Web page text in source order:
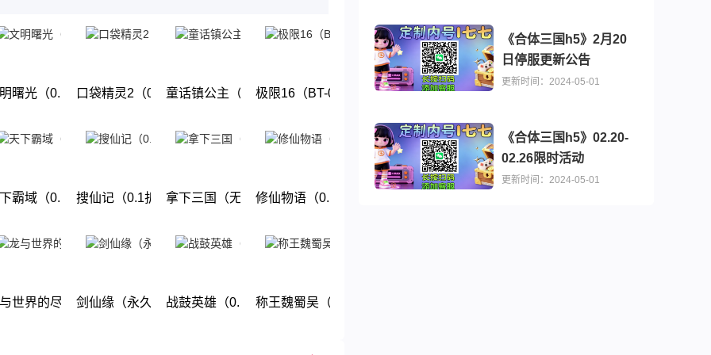
验吧!
极送百亿元宝）
曙光（0.1折GM修改版）
下载
口袋精灵2（0.1折送超梦）
下载
童话镇公主（0.1折）
下载
极限16（BT-0.1折无限元宝）
下载
限福利）
霸域（0.1折扣版）
下载
搜仙记（0.1折送60万工资）
下载
拿下三国（无限抽奖0.1折）
下载
修仙物语（0.1折功德版）
下载
限商城）
世界的尽头(0.1折)剑仙缘（永久0.1折）战鼓英雄（0.1折送超赛小队）称王魏蜀吴（0.1折送魔吕布）
《合体三国h5》2月20
日停服更新公告
更新时间：2024-05-01
《合体三国h5》02.20-
02.26限时活动
更新时间：2024-05-01